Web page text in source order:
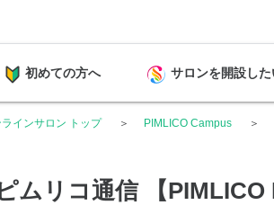
初めての方へ サロンを開設し
インサロン トップ PIMLICO Campus
ムリコ通信 【PIMLICO